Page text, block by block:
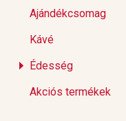
Ajándékcsomag
Kávé
Édesség
Akciós termékek